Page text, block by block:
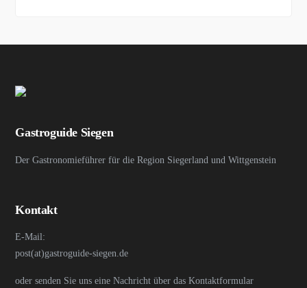
Gastroguide Siegen
Der Gastronomieführer für die Region Siegerland und Wittgenstein
Kontakt
E-Mail:
post(at)gastroguide-siegen.de
oder senden Sie uns eine Nachricht über das Kontaktformular